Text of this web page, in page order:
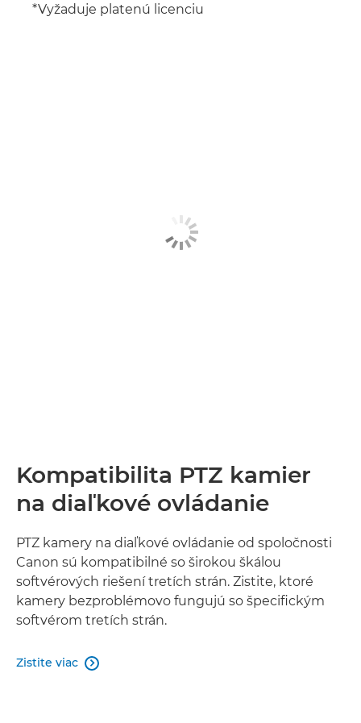
*Vyžaduje platenú licenciu
Kompatibilita PTZ kamier
na diaľkové ovládanie
PTZ kamery na diaľkové ovládanie od spoločnosti
Canon sú kompatibilné so širokou škálou
softvérových riešení tretích strán. Zistite, ktoré
kamery bezproblémovo fungujú so špecifickým
softvérom tretích strán.
Zistite viac 